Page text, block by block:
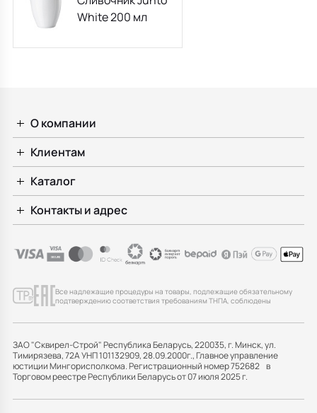
White 200 мл
О компании
Клиентам
Каталог
Контакты и адрес
Все надлежащие процедуры на товары, подлежащие обязательному
подтверждению соответствия требованиям ТНПА, соблюдены
ЗАО "Сквирел-Строй" Республика Беларусь, 220035, г. Минск, ул.
Тимирязева, 72А УНП 101132909, 28.09.2000г., Главное управление
юстиции Мингорисполкома. Регистрационный номер 752682 в
Торговом реестре Республики Беларусь от 07 июля 2025 г.